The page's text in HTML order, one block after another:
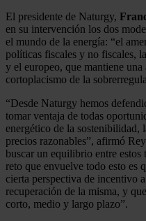
El presidente de Naturgy,
en su intervención los dos
el mundo de la energía: “el
políticas fiscales y no fiscales,
y el europeo, que mantiene
cortoplacismo de la
“Desde Naturgy hemos
tomar ventaja de todas
energético de la sostenibilidad,
precios razonables”, afirmó
buscar un equilibrio entre
reto que envuelve todo esto es
cierta perspectiva de incentivo
recuperación de la misma, y
corto, medio y largo plazo”.